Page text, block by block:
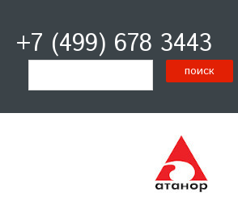
+7 (499) 678 3443